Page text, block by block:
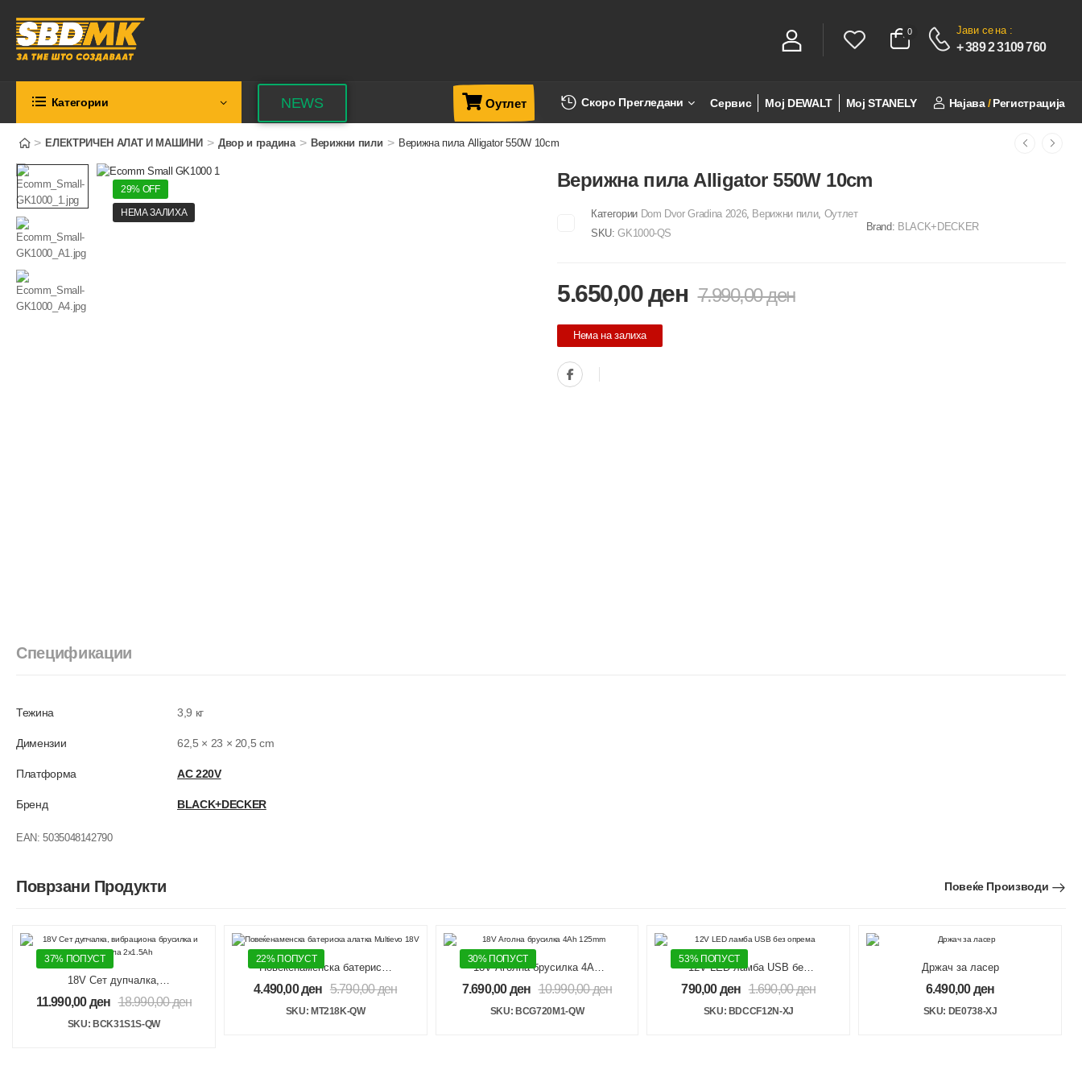
0 0 Јави се на :
+ 389 2 3109 760
Категории NEWS Оутлет Скоро Прегледани Сервис Мој DEWALT Мој STANELY Најава / Регистрација
> ЕЛЕКТРИЧЕН АЛАТ И МАШИНИ > Двор и градина > Верижни пили > Верижна пила Alligator 550W 10cm
29% OFF
НЕМА ЗАЛИХА
Верижна пила Alligator 550W 10cm
Категории Dom Dvor Gradina 2026, Верижни пили, Оутлет
SKU:GK1000-QS
Brand: BLACK+DECKER
5.650,00ден 7.990,00ден
Нема на залиха
Спецификации
Тежина 3,9 кг
Димензии 62,5 × 23 × 20,5 cm
Платформа AC 220V
Бренд BLACK+DECKER
EAN:5035048142790
Поврзани Продукти Повеќе Производи
37% ПОПУСТ
18V Сет дупчалка,
вибрациона брусилка и
убодна пила 2×1.5Ah
11.990,00ден 18.990,00ден
SKU: BCK31S1S-QW
22% ПОПУСТ
Повеќенаменска батериска
алатка Multievo 18V
4.490,00ден 5.790,00ден
SKU: MT218K-QW
30% ПОПУСТ
18V Аголна брусилка 4Ah
125mm
7.690,00ден 10.990,00ден
SKU: BCG720M1-QW
53% ПОПУСТ
12V LED ламба USB без
опрема
790,00ден 1.690,00ден
SKU: BDCCF12N-XJ
Држач за ласер
6.490,00ден
SKU: DE0738-XJ